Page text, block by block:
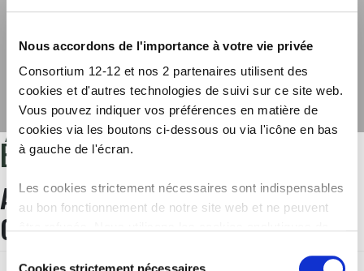
Nous accordons de l'importance à votre vie privée
Consortium 12-12 et nos 2 partenaires utilisent des
cookies et d'autres technologies de suivi sur ce site web.
Vous pouvez indiquer vos préférences en matière de
cookies via les boutons ci-dessous ou via l'icône en bas
à gauche de l'écran.
Les cookies strictement nécessaires sont indispensables
au bon fonctionnement de notre site web et ne peuvent
services. Les cookies fonctionnels permettent de
Cookies strictement nécessaires
ÉTIQUETTE :
ALLIANCE URGENCES : 6
ORGANISATIONS, 1 CRISE, 1 DON